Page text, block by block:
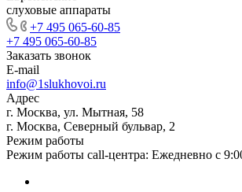
слуховые аппараты
+7 495 065-60-85
+7 495 065-60-85
Заказать звонок
E-mail
info@1slukhovoi.ru
Адрес
г. Москва, ул. Мытная, 58
г. Москва, Северный бульвар, 2
Режим работы
Режим работы call-центра: Ежедневно с